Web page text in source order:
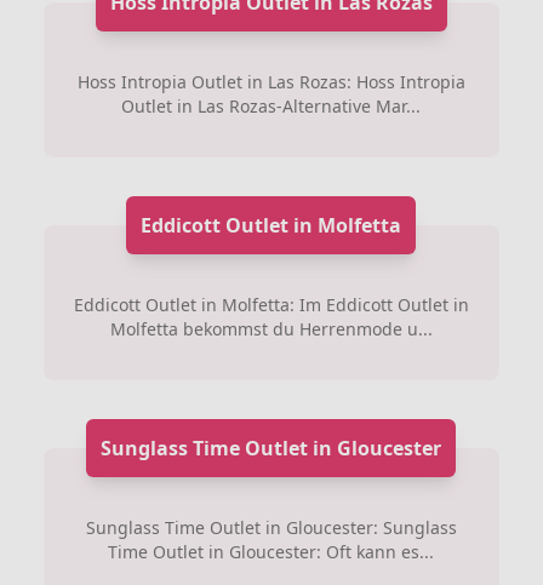
Hoss Intropia Outlet in Las Rozas: Hoss Intropia
Outlet in Las Rozas-Alternative Mar...
Eddicott Outlet in Molfetta
Eddicott Outlet in Molfetta: Im Eddicott Outlet in
Molfetta bekommst du Herrenmode u...
Sunglass Time Outlet in Gloucester
Sunglass Time Outlet in Gloucester: Sunglass
Time Outlet in Gloucester: Oft kann es...